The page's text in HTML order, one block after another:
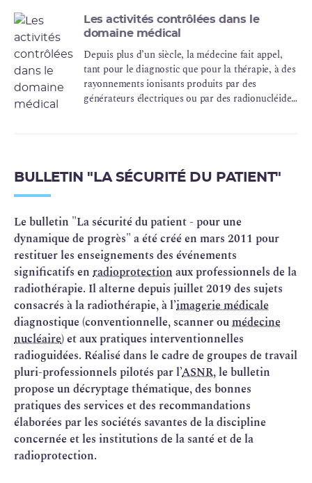
Les activités contrôlées dans le
domaine médical
Depuis plus d’un siècle, la médecine fait appel,
tant pour le diagnostic que pour la thérapie, à des
rayonnements ionisants produits par des
générateurs électriques ou par des radionucléides
BULLETIN "LA SÉCURITÉ DU PATIENT"
Le bulletin "La sécurité du patient - pour une
dynamique de progrès" a été créé en mars 2011 pour
restituer les enseignements des événements
significatifs en radioprotection aux professionnels de la
radiothérapie. Il alterne depuis juillet 2019 des sujets
consacrés à la radiothérapie, à l’imagerie médicale
diagnostique (conventionnelle, scanner oumédecine
nucléaire) et aux pratiques interventionnelles
radioguidées. Réalisé dans le cadre de groupes de travail
pluri-professionnels pilotés par l’ASNR, le bulletin
propose un décryptage thématique, des bonnes
pratiques des services et des recommandations
élaborées par les sociétés savantes de la discipline
concernée et les institutions de la santé et de la
radioprotection.